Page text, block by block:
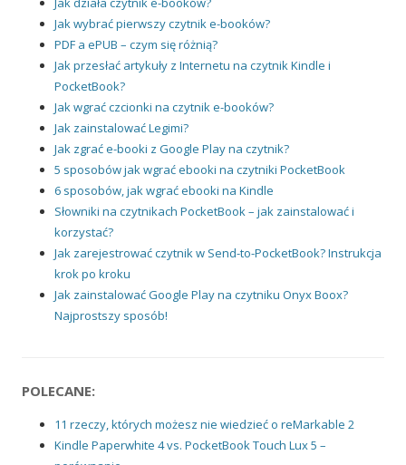
Jak wybrać pierwszy czytnik e-booków?
PDF a ePUB – czym się różnią?
Jak przesłać artykuły z Internetu na czytnik Kindle i
PocketBook?
Jak wgrać czcionki na czytnik e-booków?
Jak zainstalować Legimi?
Jak zgrać e-booki z Google Play na czytnik?
5 sposobów jak wgrać ebooki na czytniki PocketBook
6 sposobów, jak wgrać ebooki na Kindle
Słowniki na czytnikach PocketBook – jak zainstalować i
korzystać?
Jak zarejestrować czytnik w Send-to-PocketBook? Instrukcja
krok po kroku
Jak zainstalować Google Play na czytniku Onyx Boox?
Najprostszy sposób!
POLECANE:
11 rzeczy, których możesz nie wiedzieć o reMarkable 2
Kindle Paperwhite 4 vs. PocketBook Touch Lux 5 –